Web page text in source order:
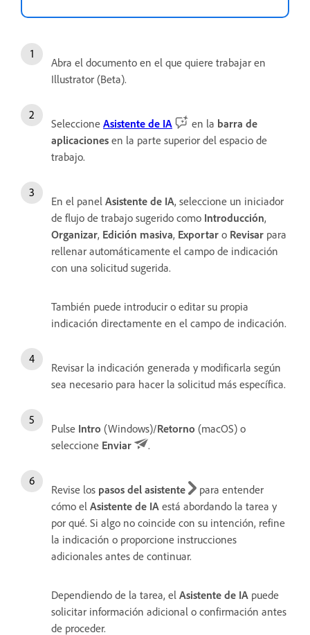
Abra el documento en el que quiere trabajar en
Illustrator (Beta).
Seleccione Asistente de IA en la barra de
aplicaciones en la parte superior del espacio de
trabajo.
En el panel Asistente de IA, seleccione un iniciador
de flujo de trabajo sugerido como Introducción,
Organizar, Edición masiva, Exportar o Revisar para
rellenar automáticamente el campo de indicación
con una solicitud sugerida.
También puede introducir o editar su propia
indicación directamente en el campo de indicación.
Revisar la indicación generada y modificarla según
sea necesario para hacer la solicitud más específica.
Pulse Intro (Windows)/Retorno (macOS) o
seleccione Enviar .
Revise los pasos del asistente
para entender
cómo el Asistente de IA está abordando la tarea y
por qué. Si algo no coincide con su intención, refine
la indicación o proporcione instrucciones
adicionales antes de continuar.
Dependiendo de la tarea, el Asistente de IA puede
solicitar información adicional o confirmación antes
de proceder.